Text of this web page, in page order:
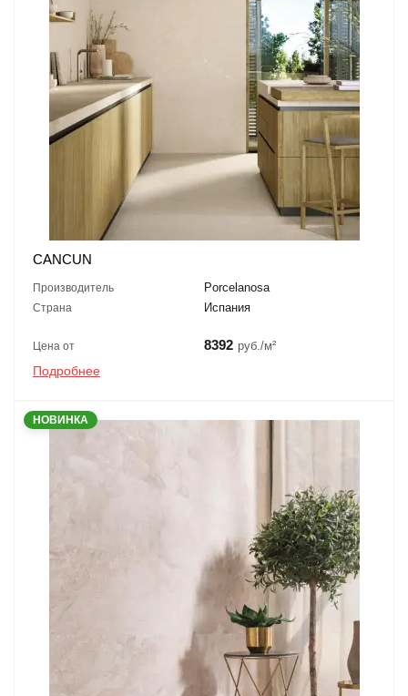
CANCUN
Производитель Porcelanosa
Страна Испания
Цена от 8392 руб./м²
Подробнее
НОВИНКА